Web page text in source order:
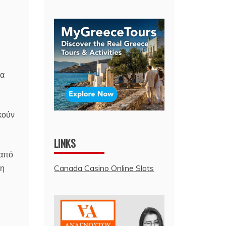
LINKS
Canada Casino Online Slots